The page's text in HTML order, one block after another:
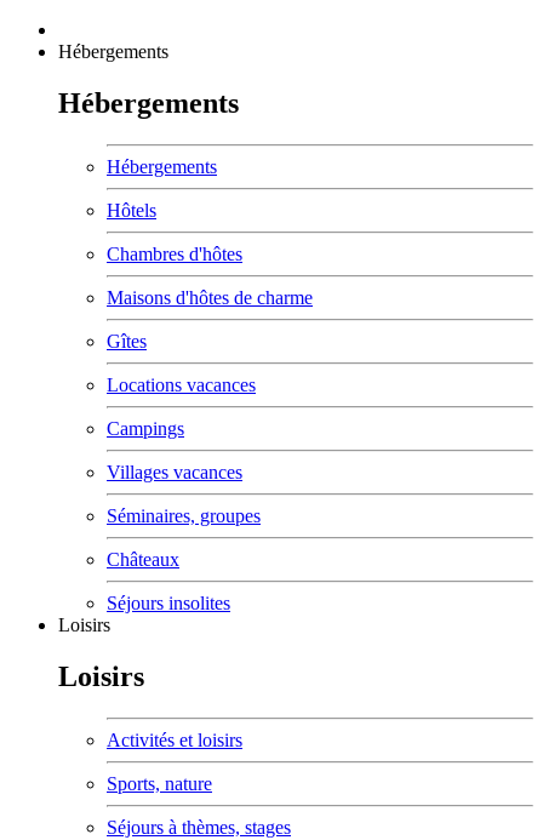
Hébergements
Hébergements
Hébergements
Hôtels
Chambres d'hôtes
Maisons d'hôtes de charme
Gîtes
Locations vacances
Campings
Villages vacances
Séminaires, groupes
Châteaux
Séjours insolites
Loisirs
Loisirs
Activités et loisirs
Sports, nature
Séjours à thèmes, stages